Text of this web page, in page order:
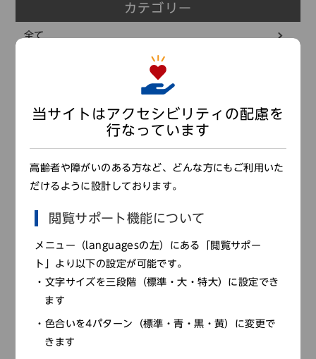
カテゴリー
全て
緊急情報
もよおし
友の会
月別記事
2026年
2025年
当サイトはアクセシビリティの配慮を
行なっています
高齢者や障がいのある方など、どんな方にもご利用いた
だけるように設計しております。
閲覧サポート機能について
メニュー（languagesの左）にある「閲覧サポー
ト」より以下の設定が可能です。
文字サイズを三段階（標準・大・特大）に設定でき
ます
色合いを4パターン（標準・青・黒・黄）に変更で
きます
読む・調べる
languages
標準 青 黒 黄